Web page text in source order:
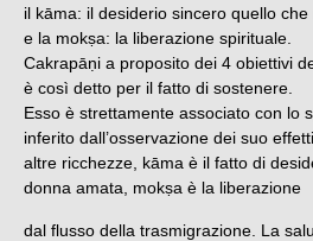
il kāma: il desiderio sincero quello
e la mokṣa: la liberazione spirituale.
Cakrapāṇi a proposito dei 4 obiettivi
è così detto per il fatto di sostenere.
Esso è strettamente associato con lo
inferito dall’osservazione dei suo
altre ricchezze, kāma è il fatto di
donna amata, mokṣa è la liberazione
dal flusso della trasmigrazione. La